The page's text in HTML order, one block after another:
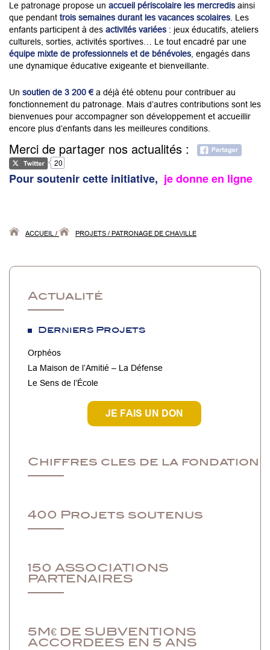
Le patronage propose un accueil périscolaire les mercredis ainsi
que pendant trois semaines durant les vacances scolaires . Les
enfants participent à des activités variées : jeux éducatifs, ateliers
culturels, sorties, activités sportives… Le tout encadré par une
équipe mixte de professionnels et de bénévoles , engagés dans
une dynamique éducative exigeante et bienveillante.
Un soutien de 3 200 € a déjà été obtenu pour contribuer au
fonctionnement du patronage. Mais d’autres contributions sont les
bienvenues pour accompagner son développement et accueillir
encore plus d’enfants dans les meilleures conditions.
Merci de partager nos actualités :
20
Pour soutenir cette initiative, je donne en ligne
ACCUEIL / PROJETS / PATRONAGE DE CHAVILLE
Actualité
Derniers Projets
Orphéos
La Maison de l’Amitié – La Défense
Le Sens de l’École
JE FAIS UN DON
Chiffres cles de la fondation
400 Projets soutenus
150 ASSOCIATIONS
PARTENAIRES
5M€ DE SUBVENTIONS
ACCORDEES EN 5 ANS